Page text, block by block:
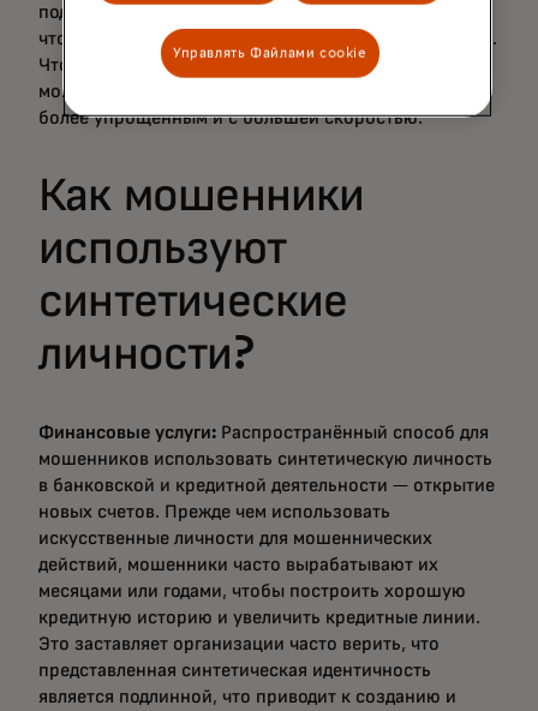
подлинные в течение нескольких месяцев или лет,
что приведёт к большим потерям от мошенничества.
Чтобы усложнить ситуацию, синтетическое
мошенничество с идентификацией становится всё
более упрощённым и с большей скоростью.
Как мошенники
используют
синтетические
личности?
Финансовые услуги: Распространённый способ для
мошенников использовать синтетическую личность
в банковской и кредитной деятельности — открытие
новых счетов. Прежде чем использовать
искусственные личности для мошеннических
действий, мошенники часто вырабатывают их
месяцами или годами, чтобы построить хорошую
кредитную историю и увеличить кредитные линии.
Это заставляет организации часто верить, что
представленная синтетическая идентичность
является подлинной, что приводит к созданию и
Управлять Файлами cookie